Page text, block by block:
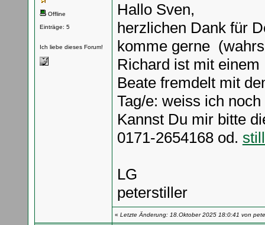
Offline
Einträge: 5
Ich liebe dieses Forum!
Hallo Sven,
herzlichen Dank für
komme gerne
Richard ist mit
Beate fremdelt mit
Tag/e: weiss ich
Kannst Du mir bitte
0171-2654168 od.
LG
peterstiller
« Letzte Änderung: 18.Oktober 2025 18:0:41 von